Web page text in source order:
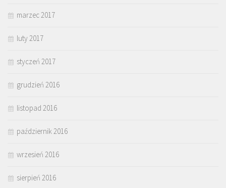
marzec 2017
luty 2017
styczeń 2017
grudzień 2016
listopad 2016
październik 2016
wrzesień 2016
sierpień 2016